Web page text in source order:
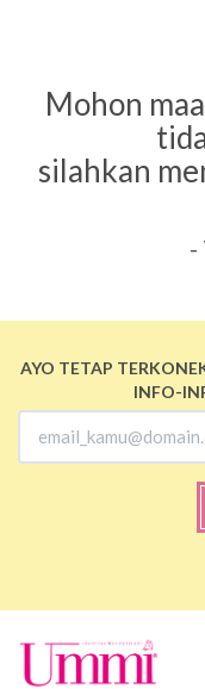
Mohon
silahkan
-
AYO TETAP
INFO-